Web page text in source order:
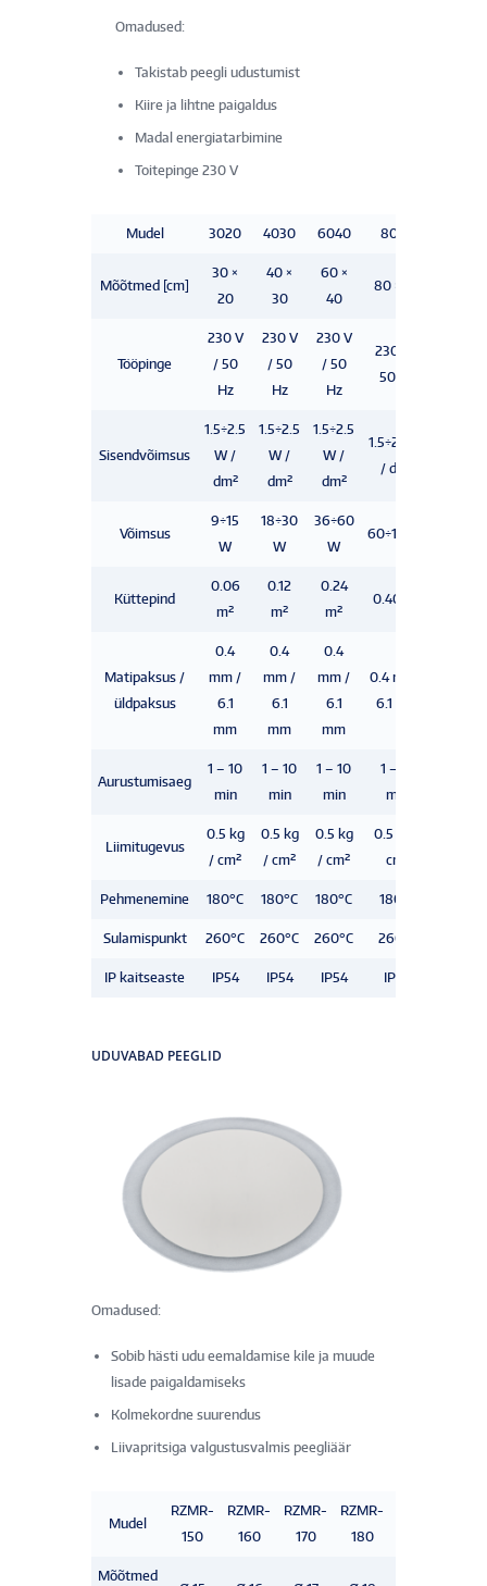
Omadused:
Takistab peegli udustumist
Kiire ja lihtne paigaldus
Madal energiatarbimine
Toitepinge 230 V
Mudel 3020 4030 6040 8050
Mõõtmed [cm]
30 ×
20
40 ×
30
60 ×
40
80 × 50
Tööpinge
230 V
/ 50
Hz
230 V
/ 50
Hz
230 V
/ 50
Hz
230 V /
50 Hz
Sisendvõimsus
1.5÷2.5
W /
dm²
1.5÷2.5
W /
dm²
1.5÷2.5
W /
dm²
1.5÷2.5 W
/ dm²
Võimsus
9÷15
W
18÷30
W
36÷60
W
60÷100W
Küttepind
0.06
m²
0.12
m²
0.24
m²
0.40 m²
Matipaksus /
üldpaksus
0.4
mm /
6.1
mm
0.4
mm /
6.1
mm
0.4
mm /
6.1
mm
0.4 mm /
6.1 mm
Aurustumisaeg
1 – 10
min
1 – 10
min
1 – 10
min
1 – 10
min
Liimitugevus
0.5 kg
/ cm²
0.5 kg
/ cm²
0.5 kg
/ cm²
0.5 kg /
cm²
Pehmenemine 180°C 180°C 180°C 180°C
Sulamispunkt 260°C 260°C 260°C 260°C
IP kaitseaste IP54 IP54 IP54 IP54
UDUVABAD PEEGLID
Omadused:
Sobib hästi udu eemaldamise kile ja muude
lisade paigaldamiseks
Kolmekordne suurendus
Liivapritsiga valgustusvalmis peegliäär
Mudel
RZMR-
150
RZMR-
160
RZMR-
170
RZMR-
180
Mõõtmed